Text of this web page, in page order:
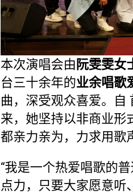
本次演唱会由 阮雯雯女
台三十余年的业余唱歌
曲，深受观众喜爱。自
来，她坚持以非商业形
都亲力亲为，力求用歌
“我是一个热爱唱歌的
点力，只要大家愿意听